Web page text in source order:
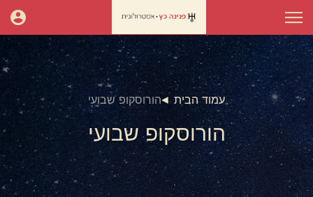
עמוד הבית הורוסקופ שבועי
הורוסקופ שבועי